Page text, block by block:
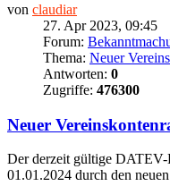
von claudiar
27. Apr 2023, 09:45
Forum:
Thema: Neuer
Antworten: 0
Zugriffe: 476300
Neuer
Der derzeit gültige
01.01.2024 durch den